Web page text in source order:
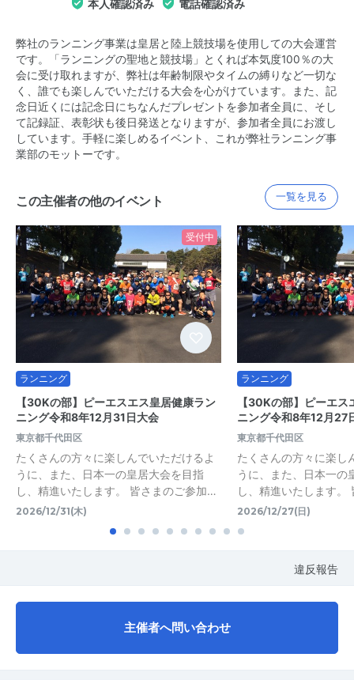
本人確認済み 電話確認済み
弊社のランニング事業は皇居と陸上競技場を使用しての大会運営
です。「ランニングの聖地と競技場」とくれば本気度100％の大
会に受け取れますが、弊社は年齢制限やタイムの縛りなど一切な
く、誰でも楽しんでいただける大会を心がけています。また、記
念日近くには記念日にちなんだプレゼントを参加者全員に、そし
て記録証、表彰状も後日発送となりますが、参加者全員にお渡し
しています。手軽に楽しめるイベント、これが弊社ランニング事
業部のモットーです。
この主催者の他のイベント 一覧を見る
受付中
ランニング
【30Kの部】ピーエスエス皇居健康ラン
ニング令和8年12月31日大会
東京都千代田区
たくさんの方々に楽しんでいただけるよ
うに、また、日本一の皇居大会を目指
し、精進いたします。 皆さまのご参加…
2026/12/31(木)
ランニング
【30Kの部】ピーエ
ニング令和8年12月27
東京都千代田区
たくさんの方々に楽し
うに、また、日本一の
し、精進いたします
2026/12/27(日)
違反報告
主催者へ問い合わせ